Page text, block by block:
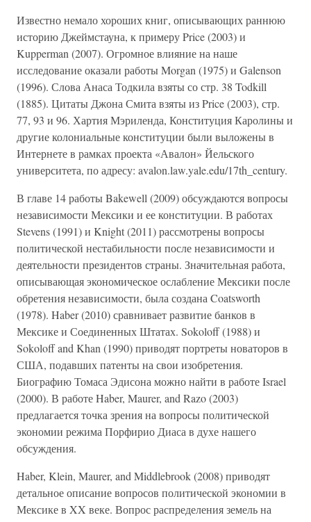
Известно немало хороших книг, описывающих раннюю
историю Джеймстауна, к примеру Price (2003) и
Kupperman (2007). Огромное влияние на наше
исследование оказали работы Morgan (1975) и Galenson
(1996). Слова Анаса Тодкила взяты со стр. 38 Todkill
(1885). Цитаты Джона Смита взяты из Price (2003), стр.
77, 93 и 96. Хартия Мэриленда, Конституция Каролины и
другие колониальные конституции были выложены в
Интернете в рамках проекта «Авалон» Йельского
университета, по адресу: avalon.law.yale.edu/17th_century.
В главе 14 работы Bakewell (2009) обсуждаются вопросы
независимости Мексики и ее конституции. В работах
Stevens (1991) и Knight (2011) рассмотрены вопросы
политической нестабильности после независимости и
деятельности президентов страны. Значительная работа,
описывающая экономическое ослабление Мексики после
обретения независимости, была создана Coatsworth
(1978). Haber (2010) сравнивает развитие банков в
Мексике и Соединенных Штатах. Sokoloff (1988) и
Sokoloff and Khan (1990) приводят портреты новаторов в
США, подавших патенты на свои изобретения.
Биографию Томаса Эдисона можно найти в работе Israel
(2000). В работе Haber, Maurer, and Razo (2003)
предлагается точка зрения на вопросы политической
экономии режима Порфирио Диаса в духе нашего
обсуждения.
Haber, Klein, Maurer, and Middlebrook (2008) приводят
детальное описание вопросов политической экономии в
Мексике в XX веке. Вопрос распределения земель на